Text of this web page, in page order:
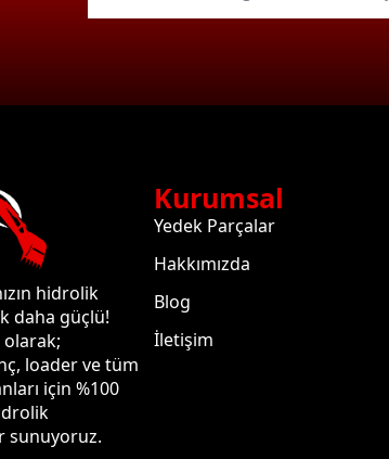
hidrolik
daha güçlü!
loader ve tüm
için %100
sunuyoruz.
Kurumsal
Yedek Parçalar
Hakkımızda
Blog
İletişim